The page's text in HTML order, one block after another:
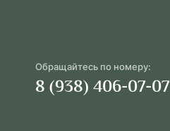
Обращайтесь по номеру:
8 (938) 406-07-07